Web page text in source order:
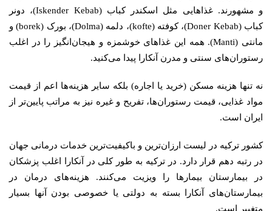
و مشهورند. غذاهایی مثل اسکندر کباب (Iskender Kebab)، دونر
کباب (Doner Kebab)، کوفته (kofte)، دلمه (Dolma)، بورک (borek) و
مانتی (Manti). همه این غذاهای خوشمزه و هیجان‌انگیز را در اغلب
رستوران‌های سنتی و مدرن آنکارا پیدا می‌کنید.
نه تنها هزینه مسکن (خرید یا اجاره) بلکه سایر هزینه‌ها اعم از قیمت
مواد غذایی، قیمت رستوران‌ها، تفریح و غیره نیز به مراتب پایین‌تر از
ایران است.
کشور ترکیه در لیست ارزان‌ترین و باکیفیت‌ترین خدمات درمانی جهان
در رتبه دهم قرار دارد. در ترکیه به طور کلی در آنکارا اغلب پزشکان
در بیمارستان بیمارها را ویزیت می‌کنند. هزینه‌های درمان در
بیمارستان‌های آنکارا بسته به دولتی یا خصوصی بودن آنها بسیار
متغییر است.